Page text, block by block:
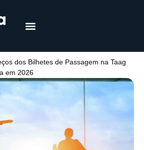
dos Bilhetes de Passagem na Taag
em 2026